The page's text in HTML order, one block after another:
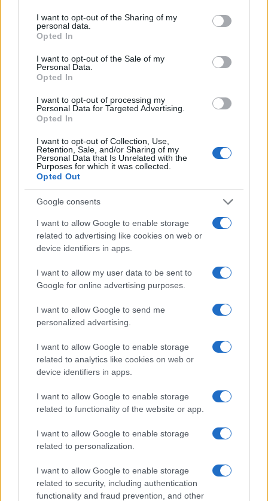
not limited to your visit or usage behaviour. You may click to
grant or deny consent to Google and its third-party tags to
use your data for below specified purposes in below Google
consent section.
I want to opt-out of the Sharing of my
personal data.
Opted In
I want to opt-out of the Sale of my
Personal Data.
Opted In
I want to opt-out of processing my
Personal Data for Targeted Advertising.
Opted In
I want to opt-out of Collection, Use,
Retention, Sale, and/or Sharing of my
Personal Data that Is Unrelated with the
Purposes for which it was collected.
Opted Out
Google consents
I want to allow Google to enable storage
related to advertising like cookies on web or
device identifiers in apps.
I want to allow my user data to be sent to
Google for online advertising purposes.
I want to allow Google to send me
personalized advertising.
I want to allow Google to enable storage
related to analytics like cookies on web or
device identifiers in apps.
I want to allow Google to enable storage
related to functionality of the website or app.
I want to allow Google to enable storage
related to personalization.
I want to allow Google to enable storage
related to security, including authentication
functionality and fraud prevention, and other
sanità fuori dall’ospedale
Matteo Pellegrino · 8 Ago 2026
SALUTE E BENESSERE
Ministero della Salute avvisa: non consumare questi
paté di maiale
SALUTE E BENESSERE